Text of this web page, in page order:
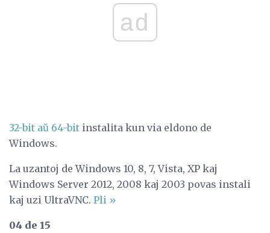
ad
32-bit aŭ 64-bit instalita kun via eldono de
Windows.
La uzantoj de Windows 10, 8, 7, Vista, XP kaj
Windows Server 2012, 2008 kaj 2003 povas instali
kaj uzi UltraVNC. Pli »
04 de 15